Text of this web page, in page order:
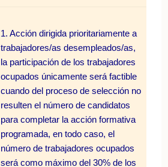
1. Acción dirigida prioritariamente a
trabajadores/as desempleados/as,
la participación de los trabajadores
ocupados únicamente será factible
cuando del proceso de selección no
resulten el número de candidatos
para completar la acción formativa
programada, en todo caso, el
número de trabajadores ocupados
será como máximo del 30% de los